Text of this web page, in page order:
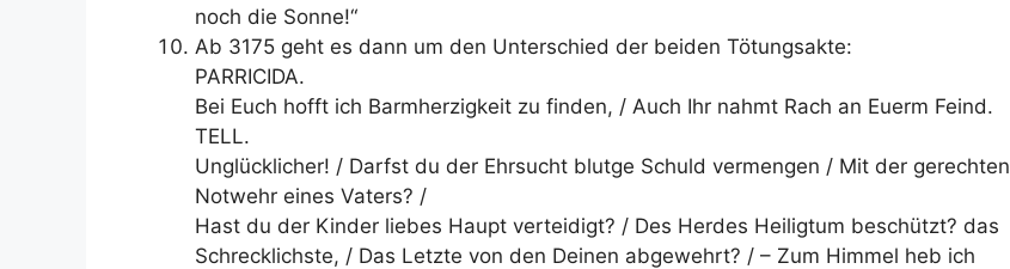
noch die Sonne!“
Ab 3175 geht es dann um den Unterschied der beiden Tötungsakte:
PARRICIDA.
Bei Euch hofft ich Barmherzigkeit zu finden, / Auch Ihr nahmt Rach an Euerm Feind.
TELL.
Unglücklicher! / Darfst du der Ehrsucht blutge Schuld vermengen / Mit der gerechten
Notwehr eines Vaters? /
Hast du der Kinder liebes Haupt verteidigt? / Des Herdes Heiligtum beschützt? das
Schrecklichste, / Das Letzte von den Deinen abgewehrt? / – Zum Himmel heb ich